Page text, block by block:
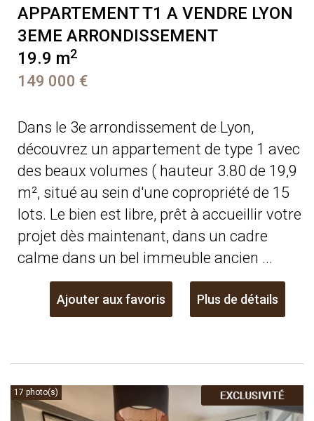
APPARTEMENT T1 A VENDRE LYON
3EME ARRONDISSEMENT
19.9 m2
149 000 €
Dans le 3e arrondissement de Lyon,
découvrez un appartement de type 1 avec
des beaux volumes ( hauteur 3.80 de 19,9
m², situé au sein d'une copropriété de 15
lots. Le bien est libre, prêt à accueillir votre
projet dès maintenant, dans un cadre
calme dans un bel immeuble ancien ...
Ajouter aux favoris Plus de détails
17 photo(s)